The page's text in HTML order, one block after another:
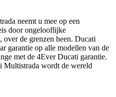
neemt u mee op een
door ongelooflijke
over de grenzen heen. Ducati
garantie op alle modellen van de
met de 4Ever Ducati garantie.
Multistrada wordt de wereld